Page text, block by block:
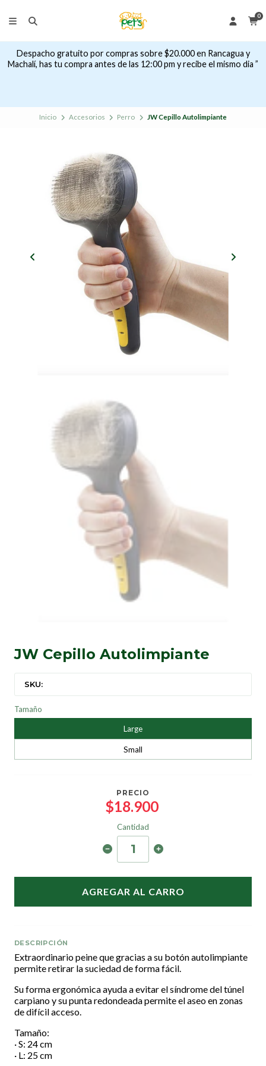
0
Despacho gratuito por compras sobre $20.000 en Rancagua y
Machalí, has tu compra antes de las 12:00 pm y recibe el mismo dia ”
Inicio Accesorios Perro JW Cepillo Autolimpiante
JW Cepillo Autolimpiante
SKU:
Tamaño
Large
Small
PRECIO
$18.900
Cantidad
AGREGAR AL CARRO
DESCRIPCIÓN
Extraordinario peine que gracias a su botón autolimpiante
permite retirar la suciedad de forma fácil.
Su forma ergonómica ayuda a evitar el síndrome del túnel
carpiano y su punta redondeada permite el aseo en zonas
de difícil acceso.
Tamaño:
· S: 24 cm
· L: 25 cm